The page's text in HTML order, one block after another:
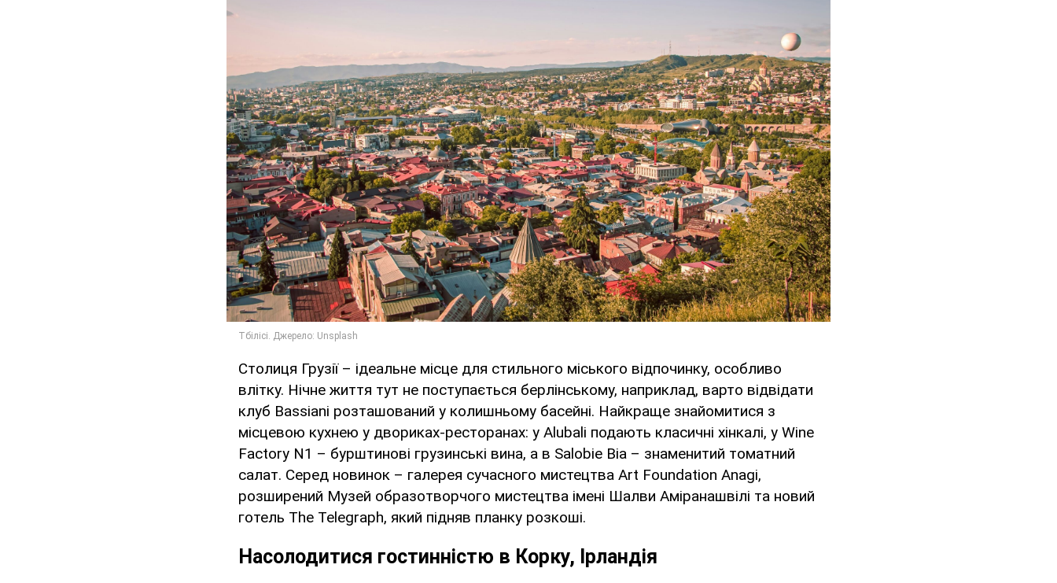
Столиця Грузії – ідеальне місце для стильного міського відпочинку, особливо
влітку. Нічне життя тут не поступається берлінському, наприклад, варто відвідати
клуб Bassiani розташований у колишньому басейні. Найкраще знайомитися з
місцевою кухнею у двориках-ресторанах: у Alubali подають класичні хінкалі, у Wine
Factory N1 – бурштинові грузинські вина, а в Salobie Bia – знаменитий томатний
салат. Серед новинок – галерея сучасного мистецтва Art Foundation Anagi,
розширений Музей образотворчого мистецтва імені Шалви Аміранашвілі та новий
готель The Telegraph, який підняв планку розкоші.
Насолодитися гостинністю в Корку, Ірландія